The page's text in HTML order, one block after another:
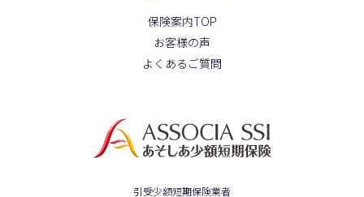
保険案内TOP
お客様の声
よくあるご質問
引受少額短期保険業者